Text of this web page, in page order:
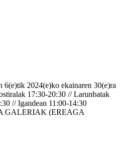
6(e)tik 2024(e)ko ekainaren 30(e)ra
17:30-20:30 // Larunbatak
// Igandean 11:00-14:30
GALERIAK (EREAGA